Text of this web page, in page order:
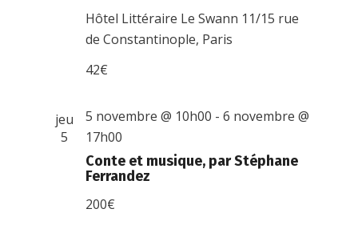
Hôtel Littéraire Le Swann 11/15 rue
de Constantinople, Paris
42€
jeu
5
Conte et musique, par Stéphane
Ferrandez
5 novembre @ 10h00 -6 novembre @
17h00
200€